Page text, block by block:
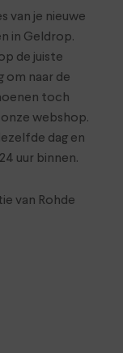
van je nieuwe
in Geldrop.
de juiste
om naar de
toch
webshop.
dag en
uur binnen.
van Rohde